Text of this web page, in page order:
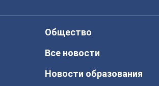
Общество
Все новости
Новости образования